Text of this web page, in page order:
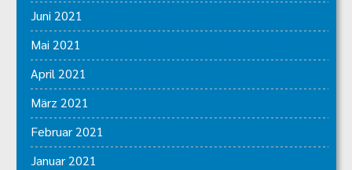
Juni 2021
Mai 2021
April 2021
März 2021
Februar 2021
Januar 2021